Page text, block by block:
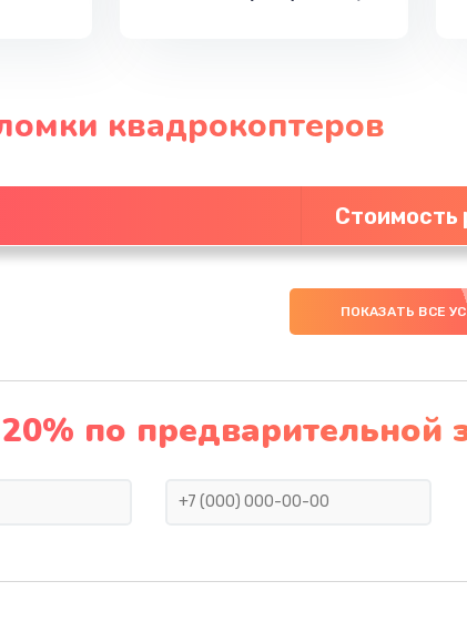
квадрокоптеров
Стоимость
ПОКАЗАТЬ ВСЕ
по предварительной